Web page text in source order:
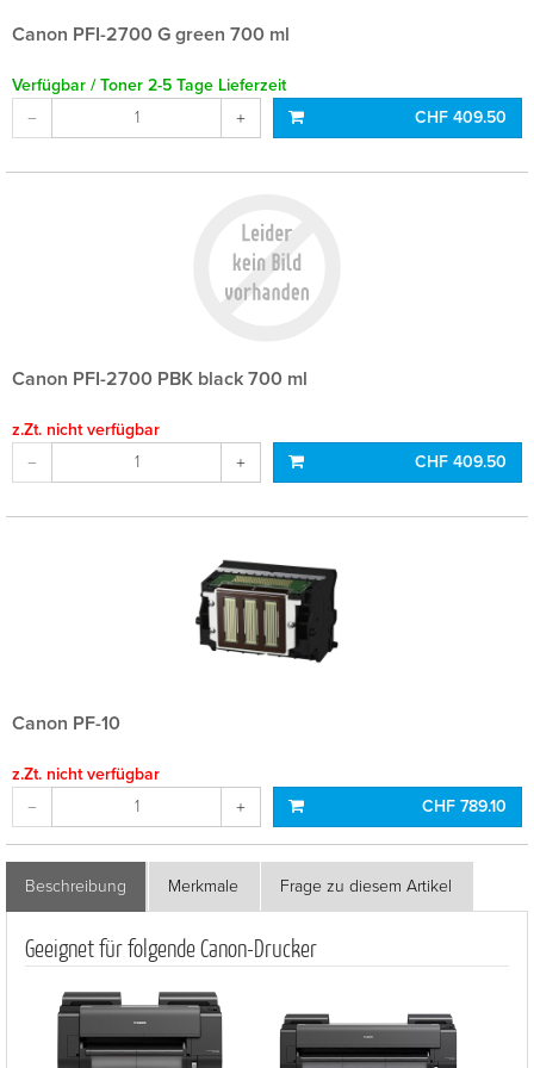
Canon PFI-2700 G green 700 ml
Verfügbar / Toner 2-5 Tage Lieferzeit
CHF 409.50
Canon PFI-2700 PBK black 700 ml
z.Zt. nicht verfügbar
CHF 409.50
Canon PF-10
z.Zt. nicht verfügbar
CHF 789.10
Beschreibung Merkmale Frage zu diesem Artikel
Geeignet für folgende Canon-Drucker